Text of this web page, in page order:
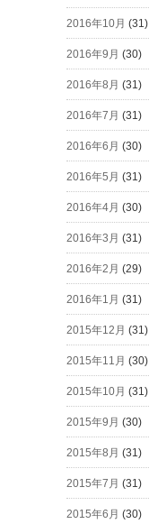
2016年10月 (31)
2016年9月 (30)
2016年8月 (31)
2016年7月 (31)
2016年6月 (30)
2016年5月 (31)
2016年4月 (30)
2016年3月 (31)
2016年2月 (29)
2016年1月 (31)
2015年12月 (31)
2015年11月 (30)
2015年10月 (31)
2015年9月 (30)
2015年8月 (31)
2015年7月 (31)
2015年6月 (30)